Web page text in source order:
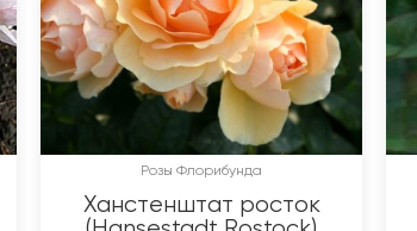
Розы Флорибунда
Ханстенштат росток